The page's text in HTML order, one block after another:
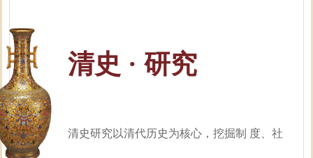
清史 · 研究
清史研究以清代历史为核心，挖掘制 度、社